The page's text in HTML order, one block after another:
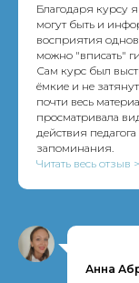
Благодаря курсу
могут быть и
восприятия
можно "вписать"
Сам курс был
ёмкие и не
почти весь
просматривала
действия
запоминания.
Читать весь отзыв >
Анна